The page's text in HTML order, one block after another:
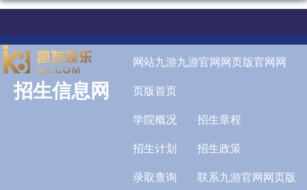
招生信息网
网站九游九游官网网页版官网网
页版首页
学院概况 招生章程
招生计划 招生政策
录取查询 联系九游官网网页版